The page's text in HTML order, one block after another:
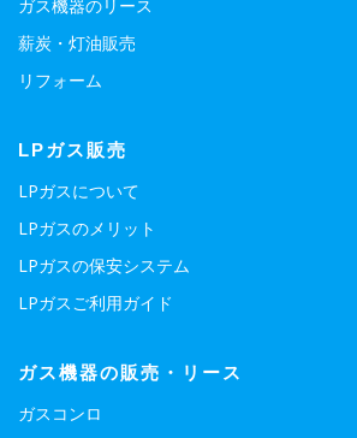
ガス機器のリース
薪炭・灯油販売
リフォーム
LPガス販売
LPガスについて
LPガスのメリット
LPガスの保安システム
LPガスご利用ガイド
ガス機器の販売・リース
ガスコンロ